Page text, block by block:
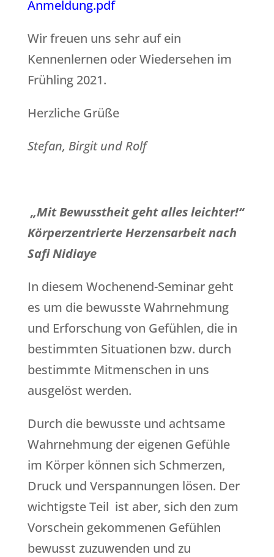
Anmeldung.pdf
Wir freuen uns sehr auf ein
Kennenlernen oder Wiedersehen im
Frühling 2021.
Herzliche Grüße
Stefan, Birgit und Rolf
„Mit Bewusstheit geht alles leichter!“
Körperzentrierte Herzensarbeit nach
Safi Nidiaye
In diesem Wochenend-Seminar geht
es um die bewusste Wahrnehmung
und Erforschung von Gefühlen, die in
bestimmten Situationen bzw. durch
bestimmte Mitmenschen in uns
ausgelöst werden.
Durch die bewusste und achtsame
Wahrnehmung der eigenen Gefühle
im Körper können sich Schmerzen,
Druck und Verspannungen lösen. Der
wichtigste Teil ist aber, sich den zum
Vorschein gekommenen Gefühlen
bewusst zuzuwenden und zu